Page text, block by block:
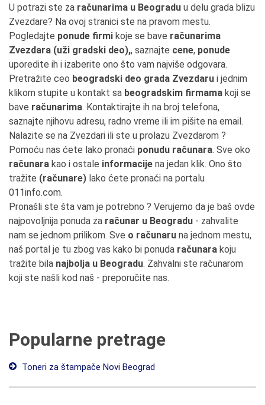
U potrazi ste za računarima u Beogradu u delu grada blizu
Zvezdare? Na ovoj stranici ste na pravom mestu.
Pogledajte ponude firmi koje se bave računarima
Zvezdara (uži gradski deo),, saznajte cene, ponude
uporedite ih i izaberite ono što vam najviše odgovara.
Pretražite ceo beogradski deo grada Zvezdaru i jednim
klikom stupite u kontakt sa beogradskim firmama koji se
bave računarima. Kontaktirajte ih na broj telefona,
saznajte njihovu adresu, radno vreme ili im pišite na email.
Nalazite se na Zvezdari ili ste u prolazu Zvezdarom ?
Pomoću nas ćete lako pronaći ponudu računara. Sve oko
računara kao i ostale informacije na jedan klik. Ono što
tražite (računare) lako ćete pronaći na portalu
011info.com.
Pronašli ste šta vam je potrebno ? Verujemo da je baš ovde
najpovoljnija ponuda za računar u Beogradu - zahvalite
nam se jednom prilikom. Sve o računaru na jednom mestu,
naš portal je tu zbog vas kako bi ponuda računara koju
tražite bila najbolja u Beogradu. Zahvalni ste računarom
koji ste našli kod naš - preporučite nas.
Popularne pretrage
Toneri za štampače Novi Beograd